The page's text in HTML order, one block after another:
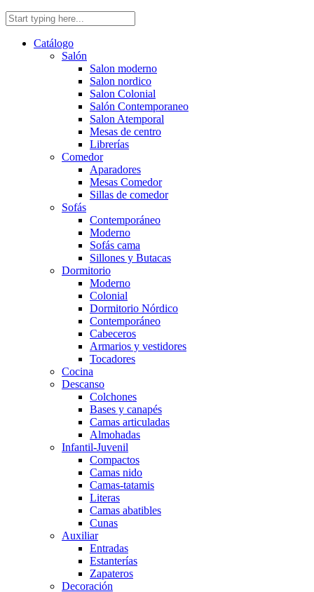
Catálogo
Salón
Salon moderno
Salon nordico
Salon Colonial
Salón Contemporaneo
Salon Atemporal
Mesas de centro
Librerías
Comedor
Aparadores
Mesas Comedor
Sillas de comedor
Sofás
Contemporáneo
Moderno
Sofás cama
Sillones y Butacas
Dormitorio
Moderno
Colonial
Dormitorio Nórdico
Contemporáneo
Cabeceros
Armarios y vestidores
Tocadores
Cocina
Descanso
Colchones
Bases y canapés
Camas articuladas
Almohadas
Infantil-Juvenil
Compactos
Camas nido
Camas-tatamis
Literas
Camas abatibles
Cunas
Auxiliar
Entradas
Estanterías
Zapateros
Decoración